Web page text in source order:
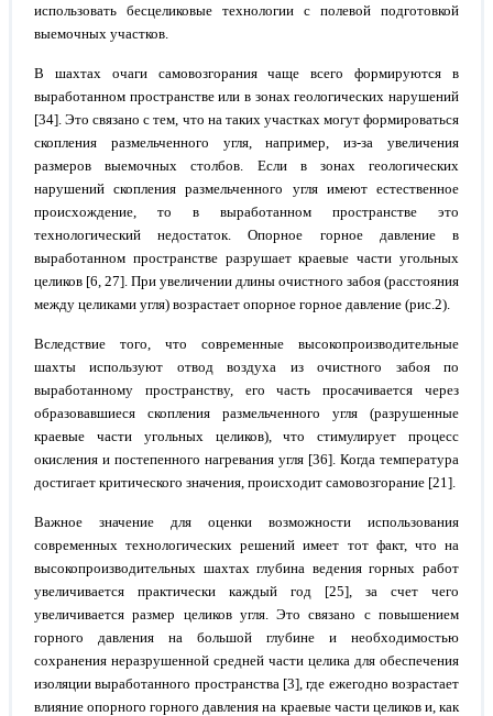
использовать бесцеликовые технологии с полевой подготовкой
выемочных участков.
В шахтах очаги самовозгорания чаще всего формируются в
выработанном пространстве или в зонах геологических нарушений
[34]. Это связано с тем, что на таких участках могут формироваться
скопления размельченного угля, например, из-за увеличения
размеров выемочных столбов. Если в зонах геологических
нарушений скопления размельченного угля имеют естественное
происхождение, то в выработанном пространстве это
технологический недостаток. Опорное горное давление в
выработанном пространстве разрушает краевые части угольных
целиков [6, 27]. При увеличении длины очистного забоя (расстояния
между целиками угля) возрастает опорное горное давление (рис.2).
Вследствие того, что современные высокопроизводительные
шахты используют отвод воздуха из очистного забоя по
выработанному пространству, его часть просачивается через
образовавшиеся скопления размельченного угля (разрушенные
краевые части угольных целиков), что стимулирует процесс
окисления и постепенного нагревания угля [36]. Когда температура
достигает критического значения, происходит самовозгорание [21].
Важное значение для оценки возможности использования
современных технологических решений имеет тот факт, что на
высокопроизводительных шахтах глубина ведения горных работ
увеличивается практически каждый год [25], за счет чего
увеличивается размер целиков угля. Это связано с повышением
горного давления на большой глубине и необходимостью
сохранения неразрушенной средней части целика для обеспечения
изоляции выработанного пространства [3], где ежегодно возрастает
влияние опорного горного давления на краевые части целиков и, как